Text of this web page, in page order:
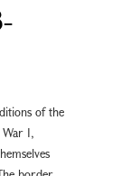
of the
I,